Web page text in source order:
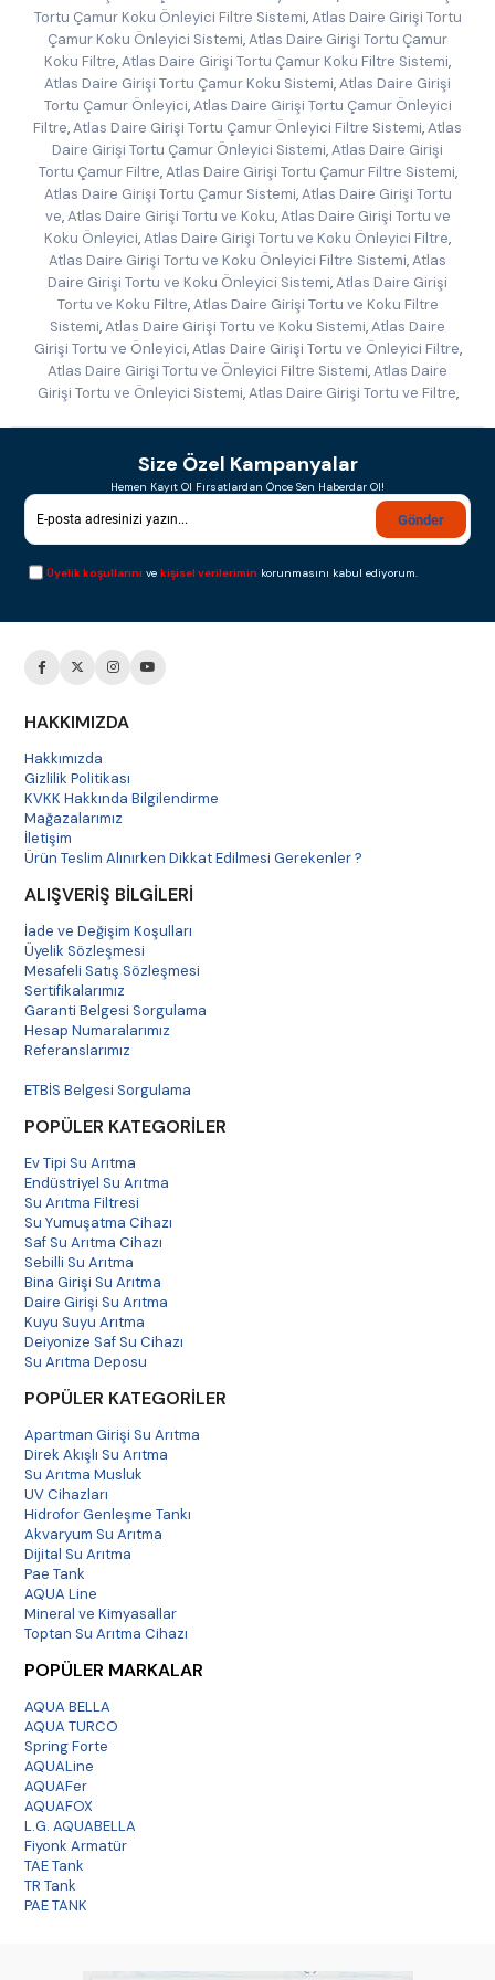
Tortu Çamur Koku Önleyici Filtre Sistemi, Atlas Daire Girişi Tortu
Çamur Koku Önleyici Sistemi,Atlas Daire Girişi Tortu Çamur
Koku Filtre,Atlas Daire Girişi Tortu Çamur Koku Filtre Sistemi,
Atlas Daire Girişi Tortu Çamur Koku Sistemi,Atlas Daire Girişi
Tortu Çamur Önleyici, Atlas Daire Girişi Tortu Çamur Önleyici
Filtre,Atlas Daire Girişi Tortu Çamur Önleyici Filtre Sistemi,Atlas
Daire Girişi Tortu Çamur Önleyici Sistemi,Atlas Daire Girişi
Tortu Çamur Filtre, Atlas Daire Girişi Tortu Çamur Filtre Sistemi,
Atlas Daire Girişi Tortu Çamur Sistemi, Atlas Daire Girişi Tortu
ve, Atlas Daire Girişi Tortu ve Koku, Atlas Daire Girişi Tortu ve
Koku Önleyici,Atlas Daire Girişi Tortu ve Koku Önleyici Filtre,
Atlas Daire Girişi Tortu ve Koku Önleyici Filtre Sistemi,Atlas
Daire Girişi Tortu ve Koku Önleyici Sistemi,Atlas Daire Girişi
Tortu ve Koku Filtre, Atlas Daire Girişi Tortu ve Koku Filtre
Sistemi,Atlas Daire Girişi Tortu ve Koku Sistemi,Atlas Daire
Girişi Tortu ve Önleyici, Atlas Daire Girişi Tortu ve Önleyici Filtre,
Atlas Daire Girişi Tortu ve Önleyici Filtre Sistemi,Atlas Daire
Girişi Tortu ve Önleyici Sistemi, Atlas Daire Girişi Tortu ve Filtre,
Size Özel Kampanyalar
Hemen Kayıt Ol Fırsatlardan Önce Sen Haberdar Ol!
Gönder
Üyelik koşullarını vekişisel verilerimin korunmasını kabul ediyorum.
HAKKIMIZDA
Hakkımızda
Gizlilik Politikası
KVKK Hakkında Bilgilendirme
Mağazalarımız
İletişim
Ürün Teslim Alınırken Dikkat Edilmesi Gerekenler ?
ALIŞVERİŞ BİLGİLERİ
İade ve Değişim Koşulları
Üyelik Sözleşmesi
Mesafeli Satış Sözleşmesi
Sertifikalarımız
Garanti Belgesi Sorgulama
Hesap Numaralarımız
Referanslarımız
ETBİS Belgesi Sorgulama
POPÜLER KATEGORİLER
Ev Tipi Su Arıtma
Endüstriyel Su Arıtma
Su Arıtma Filtresi
Su Yumuşatma Cihazı
Saf Su Arıtma Cihazı
Sebilli Su Arıtma
Bina Girişi Su Arıtma
Daire Girişi Su Arıtma
Kuyu Suyu Arıtma
Deiyonize Saf Su Cihazı
Su Arıtma Deposu
POPÜLER KATEGORİLER
Apartman Girişi Su Arıtma
Direk Akışlı Su Arıtma
Su Arıtma Musluk
UV Cihazları
Hidrofor Genleşme Tankı
Akvaryum Su Arıtma
Dijital Su Arıtma
Pae Tank
AQUA Line
Mineral ve Kimyasallar
Toptan Su Arıtma Cihazı
POPÜLER MARKALAR
AQUA BELLA
AQUA TURCO
Spring Forte
AQUALine
AQUAFer
AQUAFOX
L.G. AQUABELLA
Fiyonk Armatür
TAE Tank
TR Tank
PAE TANK